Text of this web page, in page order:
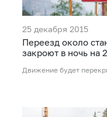
25 декабря 2015
Переезд около
закроют в ночь на
Движение будет